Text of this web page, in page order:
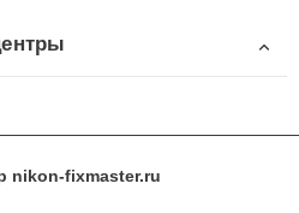
nikon-fixmaster.ru